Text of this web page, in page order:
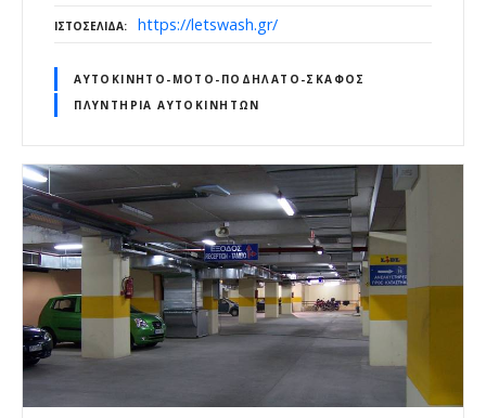
ΙΣΤΟΣΕΛΊΔΑ https://letswash.gr/
ΑΥΤΟΚΊΝΗΤΟ-ΜΌΤΟ-ΠΟΔΉΛΑΤΟ-ΣΚΆΦΟΣ
ΠΛΥΝΤΉΡΙΑ ΑΥΤΟΚΙΝΉΤΩΝ